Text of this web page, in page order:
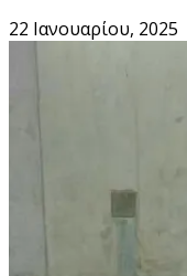
22 Ιανουαρίου, 2025